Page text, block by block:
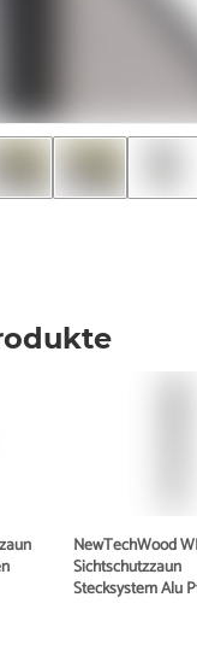
NewTechWood
Sichtschutzzaun
Stecksystem Alu